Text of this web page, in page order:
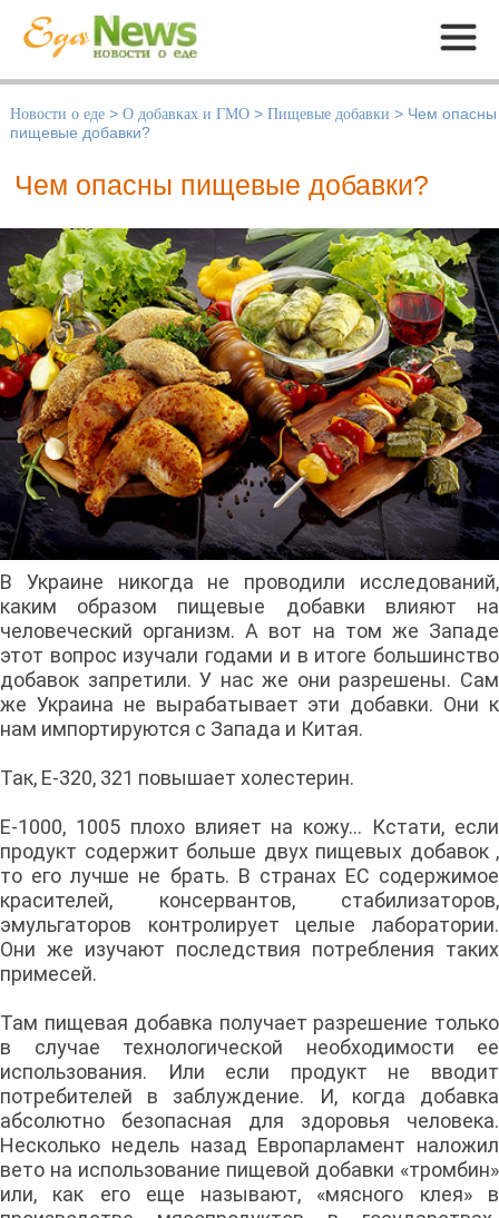
Меню
Новости о еде > О добавках и ГМО > Пищевые добавки > Чем опасны
пищевые добавки?
Чем опасны пищевые добавки?
В Украине никогда не проводили исследований,
каким образом пищевые добавки влияют на
человеческий организм. А вот на том же Западе
этот вопрос изучали годами и в итоге большинство
добавок запретили. У нас же они разрешены. Сам
же Украина не вырабатывает эти добавки. Они к
нам импортируются с Запада и Китая.
Так, Е-320, 321 повышает холестерин.
Е-1000, 1005 плохо влияет на кожу... Кстати, если
продукт содержит больше двух пищевых добавок ,
то его лучше не брать. В странах ЕС содержимое
красителей, консервантов, стабилизаторов,
эмульгаторов контролирует целые лаборатории.
Они же изучают последствия потребления таких
примесей.
Там пищевая добавка получает разрешение только
в случае технологической необходимости ее
использования. Или если продукт не вводит
потребителей в заблуждение. И, когда добавка
абсолютно безопасная для здоровья человека.
Несколько недель назад Европарламент наложил
вето на использование пищевой добавки «тромбин»
или, как его еще называют, «мясного клея» в